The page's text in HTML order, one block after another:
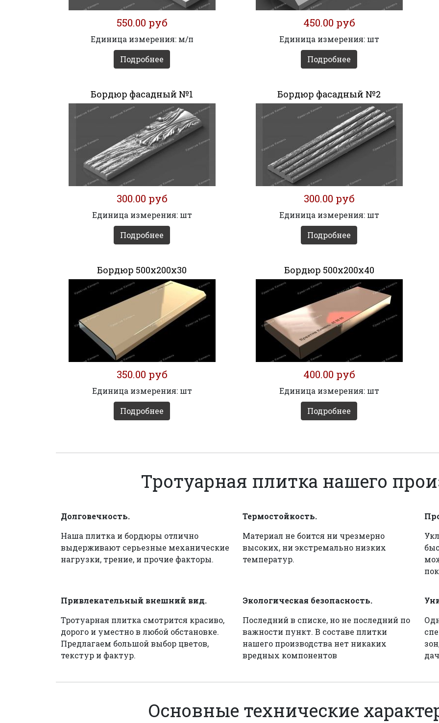
550.00 руб
Единица измерения: м/п
Подробнее
450.00 руб
Единица измерения: шт
Подробнее
Бордюр фасадный №1
300.00 руб
Единица измерения: шт
Подробнее
Бордюр фасадный №2
300.00 руб
Единица измерения: шт
Подробнее
Бордюр 500х200х30
350.00 руб
Единица измерения: шт
Подробнее
Бордюр 500х200х40
400.00 руб
Единица измерения: шт
Подробнее
Тротуарная плитка нашего
Долговечность.
Наша плитка и бордюры отлично
выдерживают серьезные механические
нагрузки, трение, и прочие факторы.
Термостойкость.
Материал не боится ни чрезмерно
высоких, ни экстремально низких
температур.
Привлекательный внешний вид.
Тротуарная плитка смотрится красиво,
дорого и уместно в любой обстановке.
Предлагаем большой выбор цветов,
текстур и фактур.
Экологическая безопасность.
Последний в списке, но не последний по
важности пункт. В составе плитки
нашего производства нет никаких
вредных компонентов
Основные технические